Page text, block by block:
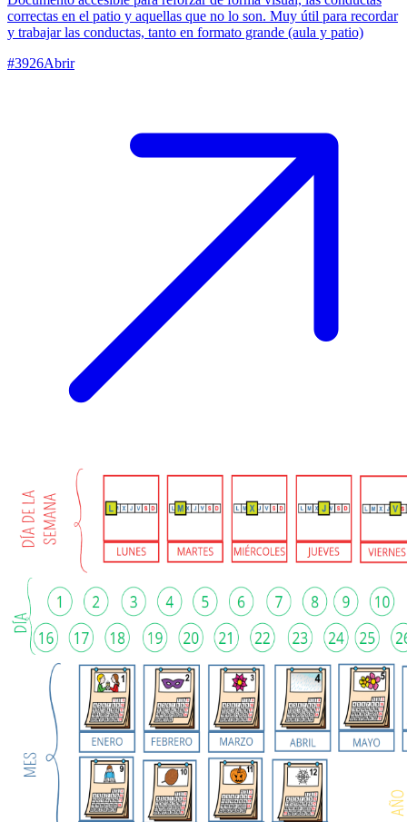
correctas en el patio y aquellas que no lo son. Muy útil para recordar
y trabajar las conductas, tanto en formato grande (aula y patio)
#3926Abrir